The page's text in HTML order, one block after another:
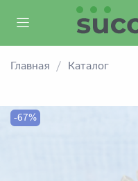
Главная Каталог
-67%